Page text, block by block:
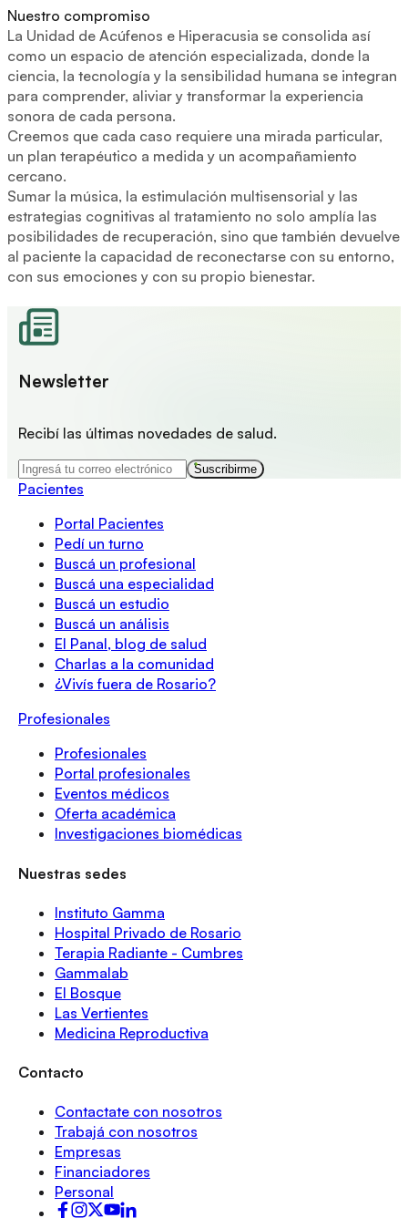
Nuestro compromiso
La Unidad de Acúfenos e Hiperacusia se consolida así
como un espacio de atención especializada, donde la
ciencia, la tecnología y la sensibilidad humana se integran
para comprender, aliviar y transformar la experiencia
sonora de cada persona.
Creemos que cada caso requiere una mirada particular,
un plan terapéutico a medida y un acompañamiento
cercano.
Sumar la música, la estimulación multisensorial y las
estrategias cognitivas al tratamiento no solo amplía las
posibilidades de recuperación, sino que también devuelve
al paciente la capacidad de reconectarse con su entorno,
con sus emociones y con su propio bienestar.
Newsletter
Recibí las últimas novedades de salud.
Suscribirme
Pacientes
Portal Pacientes
Pedí un turno
Buscá un profesional
Buscá una especialidad
Buscá un estudio
Buscá un análisis
El Panal, blog de salud
Charlas a la comunidad
¿Vivís fuera de Rosario?
Profesionales
Profesionales
Portal profesionales
Eventos médicos
Oferta académica
Investigaciones biomédicas
Nuestras sedes
Instituto Gamma
Hospital Privado de Rosario
Terapia Radiante - Cumbres
Gammalab
El Bosque
Las Vertientes
Medicina Reproductiva
Contacto
Contactate con nosotros
Trabajá con nosotros
Empresas
Financiadores
Personal